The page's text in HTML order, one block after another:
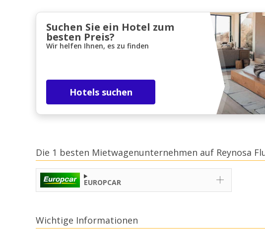
Suchen Sie ein Hotel zum
besten Preis?
Wir helfen Ihnen, es zu finden
Hotels suchen
Die 1 besten Mietwagenunternehmen auf Reynosa
EUROPCAR
Wichtige Informationen